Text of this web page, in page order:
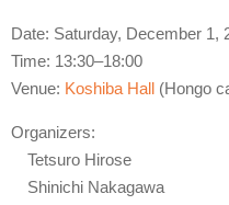
Date: Saturday, December 1,
Time: 13:30–18:00
Venue: Koshiba Hall (Hongo
Organizers:
Tetsuro Hirose
Shinichi Nakagawa